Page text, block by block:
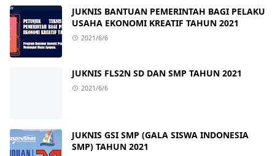
JUKNIS BANTUAN PEMERINTAH BAGI PELAKU
USAHA EKONOMI KREATIF TAHUN 2021
2021/6/6
JUKNIS FLS2N SD DAN SMP TAHUN 2021
2021/6/6
JUKNIS GSI SMP (GALA SISWA INDONESIA
SMP) TAHUN 2021